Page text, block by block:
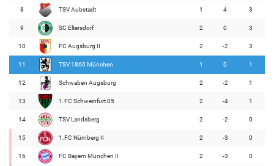
8 TSV Aubstadt 1 4 3
9 SC Eltersdorf 2 0 3
10 FC Augsburg II 2 -2 3
11 TSV 1860 München 1 0 1
12 Schwaben Augsburg 2 -2 1
13 1.FC Schweinfurt 05 2 -4 1
14 TSV Landsberg 2 -2 0
15 1.FC Nürnberg II 2 -3 0
16 FC Bayern München II 2 -3 0